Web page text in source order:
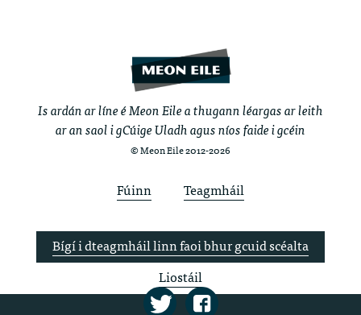
Is ardán ar líne é Meon Eile a thugann léargas ar leith
ar an saol i gCúige Uladh agus níos faide i gcéin
© Meon Eile 2012-2026
Fúinn Teagmháil
Bígí i dteagmháil linn faoi bhur gcuid scéalta
Liostáil